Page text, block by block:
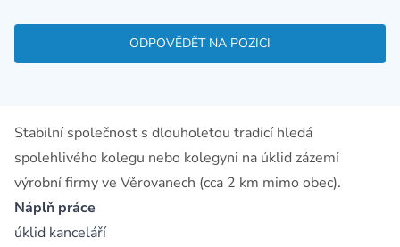
ODPOVĚDĚT NA POZICI
Stabilní společnost s dlouholetou tradicí hledá
spolehlivého kolegu nebo kolegyni na úklid zázemí
výrobní firmy ve Věrovanech (cca 2 km mimo obec).
Náplň práce
úklid kanceláří